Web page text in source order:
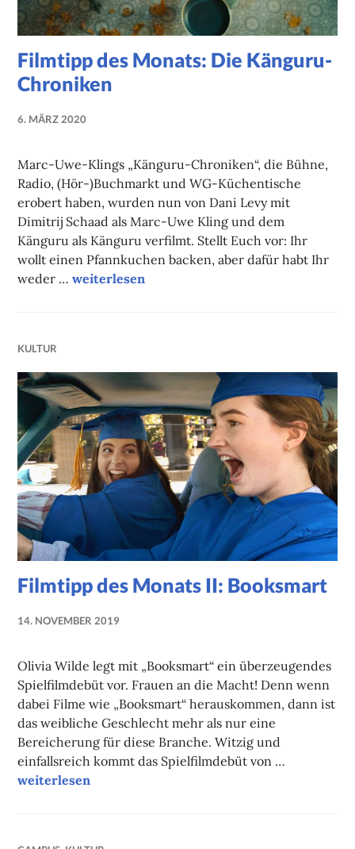
Filmtipp des Monats: Die Känguru-
Chroniken
6. MÄRZ 2020
Marc-Uwe-Klings „Känguru-Chroniken“, die Bühne,
Radio, (Hör-)Buchmarkt und WG-Küchentische
erobert haben, wurden nun von Dani Levy mit
Dimitrij Schaad als Marc-Uwe Kling und dem
Känguru als Känguru verfilmt. Stellt Euch vor: Ihr
wollt einen Pfannkuchen backen, aber dafür habt Ihr
weder …Filmtipp des Monats: Die Känguru-Chroniken
weiterlesen
KULTUR
Filmtipp des Monats II: Booksmart
14. NOVEMBER 2019
Olivia Wilde legt mit „Booksmart“ ein überzeugendes
Spielfilmdebüt vor. Frauen an die Macht! Denn wenn
dabei Filme wie „Booksmart“ herauskommen, dann ist
das weibliche Geschlecht mehr als nur eine
Bereicherung für diese Branche. Witzig und
einfallsreich kommt das Spielfilmdebüt von …
Filmtipp des Monats II: Booksmart
weiterlesen